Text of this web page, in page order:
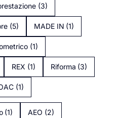
(3)
(5) MADE IN (1)
(1)
REX (1) Riforma (3)
(1)
(1) AEO (2)